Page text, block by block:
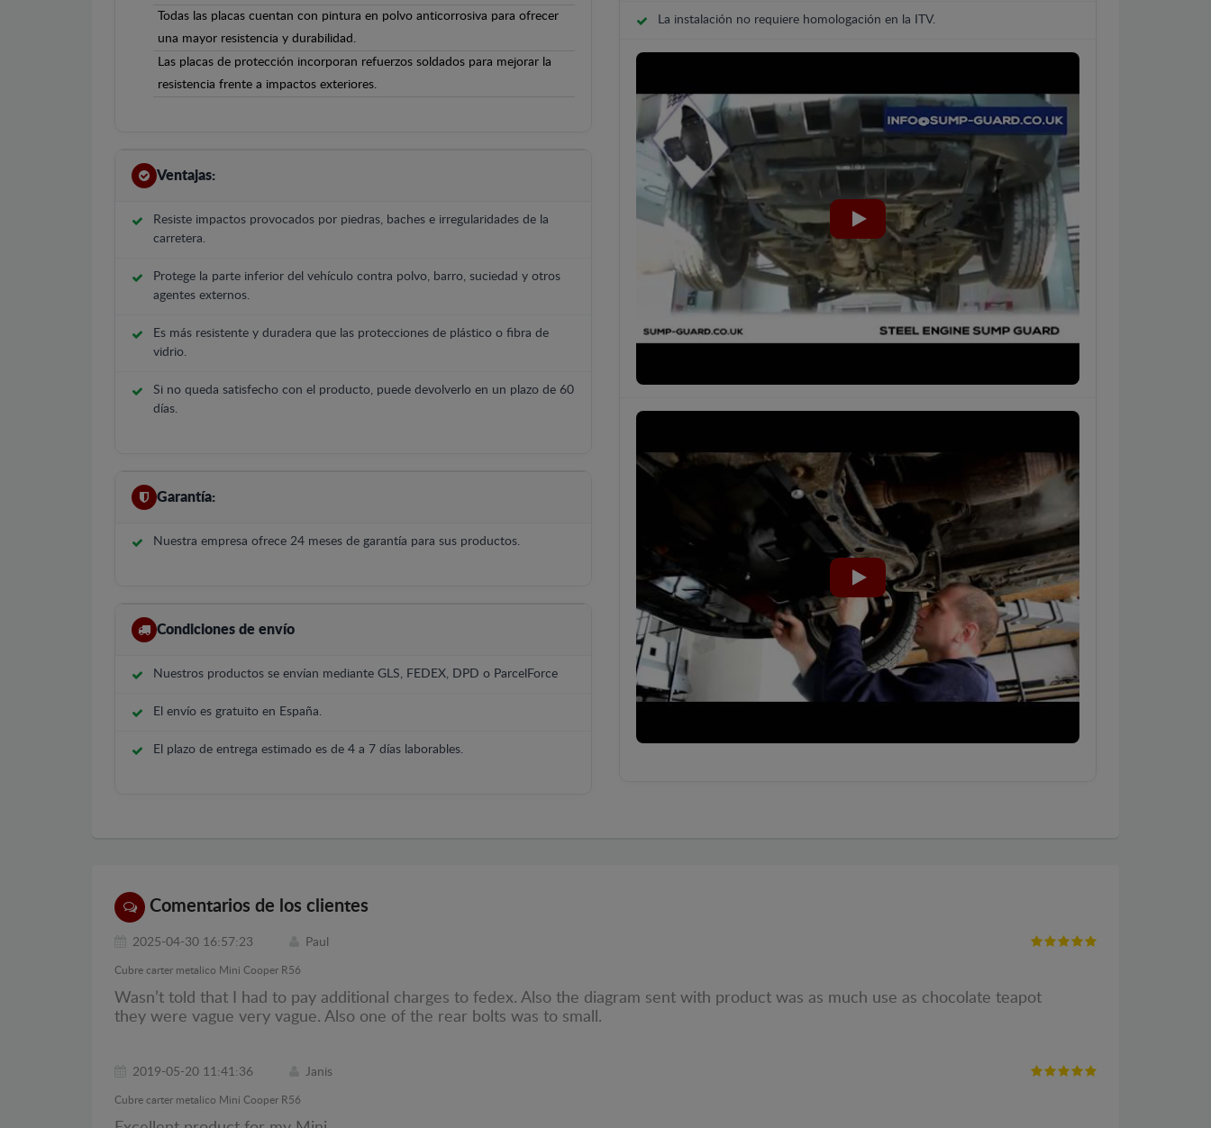
Todas las placas cuentan con pintura en polvo anticorrosiva para ofrecer
una mayor resistencia y durabilidad.
Las placas de protección incorporan refuerzos soldados para mejorar la
resistencia frente a impactos exteriores.
Ventajas:
Resiste impactos provocados por piedras, baches e irregularidades de la
carretera.
Protege la parte inferior del vehículo contra polvo, barro, suciedad y otros
agentes externos.
Es más resistente y duradera que las protecciones de plástico o fibra de
vidrio.
Si no queda satisfecho con el producto, puede devolverlo en un plazo de 60
días.
Garantía:
Nuestra empresa ofrece 24 meses de garantía para sus productos.
Condiciones de envío
Nuestros productos se envían mediante GLS, FEDEX, DPD o ParcelForce
El envío es gratuito en España.
El plazo de entrega estimado es de 4 a 7 días laborables.
La instalación no requiere homologación en la ITV.
Comentarios de los clientes
2025-04-30 16:57:23 Paul
Cubre carter metalico Mini Cooper R56
Wasn’t told that I had to pay additional charges to fedex. Also the diagram sent with product was as much use as chocolate teapot
they were vague very vague. Also one of the rear bolts was to small.
2019-05-20 11:41:36 Janis
Cubre carter metalico Mini Cooper R56